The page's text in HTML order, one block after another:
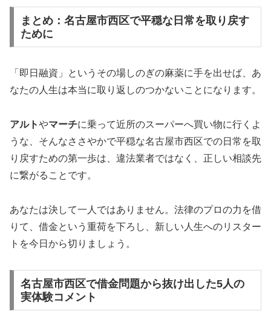
まとめ：名古屋市西区で平穏な日常を取り戻す
ために
「即日融資」というその場しのぎの麻薬に手を出せば、あ
なたの人生は本当に取り返しのつかないことになります。
アルトやマーチに乗って近所のスーパーへ買い物に行くよ
うな、そんなささやかで平穏な名古屋市西区での日常を取
り戻すための第一歩は、違法業者ではなく、正しい相談先
に繋がることです。
あなたは決して一人ではありません。法律のプロの力を借
りて、借金という重荷を下ろし、新しい人生へのリスター
トを今日から切りましょう。
名古屋市西区で借金問題から抜け出した5人の
実体験コメント